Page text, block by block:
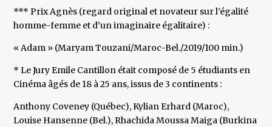
*** Prix Agnès (regard original et novateur sur l’égalité
homme-femme et d’un imaginaire égalitaire) :
« Adam » (Maryam Touzani/Maroc-Bel./2019/100 min.)
* Le Jury Emile Cantillon était composé de 5 étudiants en
Cinéma âgés de 18 à 25 ans, issus de 3 continents :
Anthony Coveney (Québec), Kylian Erhard (Maroc),
Louise Hansenne (Bel.), Rhachida Moussa Maiga (Burkina